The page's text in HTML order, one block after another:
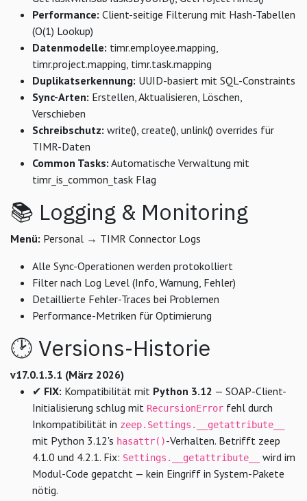
Performance: Client-seitige Filterung mit Hash-Tabellen
(O(1) Lookup)
Datenmodelle: timr.employee.mapping,
timr.project.mapping, timr.task.mapping
Duplikatserkennung: UUID-basiert mit SQL-Constraints
Sync-Arten: Erstellen, Aktualisieren, Löschen,
Verschieben
Schreibschutz: write(), create(), unlink() overrides für
TIMR-Daten
Common Tasks: Automatische Verwaltung mit
timr_is_common_task Flag
📚 Logging & Monitoring
Menü: Personal → TIMR Connector Logs
Alle Sync-Operationen werden protokolliert
Filter nach Log Level (Info, Warnung, Fehler)
Detaillierte Fehler-Traces bei Problemen
Performance-Metriken für Optimierung
🕑 Versions-Historie
v17.0.1.3.1 (März 2026)
✔ FIX: Kompatibilität mit Python 3.12 — SOAP-Client-
Initialisierung schlug mit RecursionError fehl durch
Inkompatibilität in zeep.Settings.__getattribute__
mit Python 3.12's hasattr()-Verhalten. Betrifft zeep
4.1.0 und 4.2.1. Fix: Settings.__getattribute__
wird im
Modul-Code gepatcht — kein Eingriff in System-Pakete
nötig.